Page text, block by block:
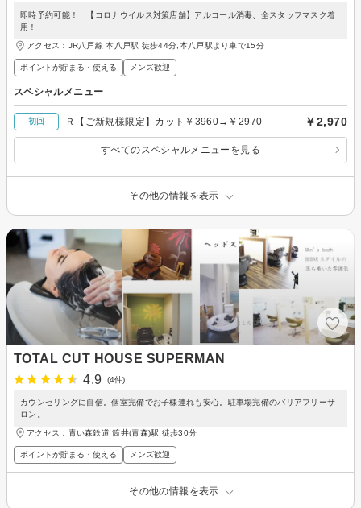
即時予約可能！ 【コロナウイルス対策店舗】アルコール消毒、全スタッフマスク着
用！
アクセス：JR八戸線 本八戸駅 徒歩44分,本八戸駅より車で15分
ポイントが貯まる・使える メンズ歓迎
スペシャルメニュー
初回 Ｒ【ご新規様限定】カット￥3960→￥2970 ￥2,970
すべてのスペシャルメニューを見る
その他の情報を表示
TOTAL CUT HOUSE SUPERMAN
4.9
(4件)
カウンセリングに自信。個室完備でお子様連れも安心。駐車場完備のバリアフリーサ
ロン。
アクセス：青い森鉄道 筒井(青森)駅 徒歩30分
ポイントが貯まる・使える メンズ歓迎
その他の情報を表示